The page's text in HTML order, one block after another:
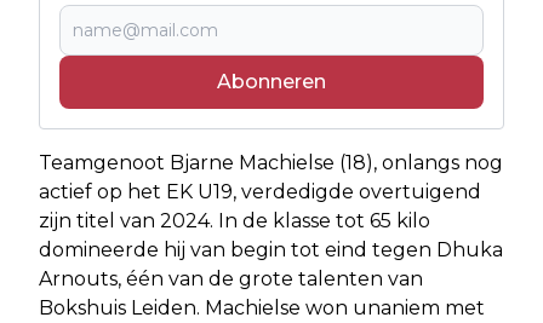
Abonneren
Teamgenoot Bjarne Machielse (18), onlangs nog
actief op het EK U19, verdedigde overtuigend
zijn titel van 2024. In de klasse tot 65 kilo
domineerde hij van begin tot eind tegen Dhuka
Arnouts, één van de grote talenten van
Bokshuis Leiden. Machielse won unaniem met